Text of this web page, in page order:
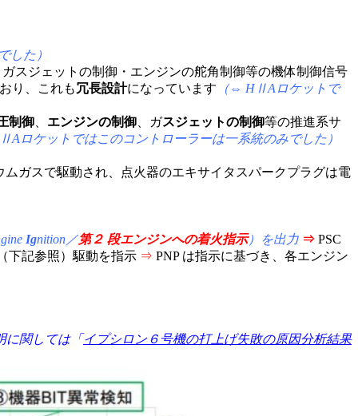
した）
スジェットの制御・エンジンの舵角制御等の機体制御信号
り、これも冗長設計になっています （⇔ HⅡAロケットで
制御 エンジンの制御 、ガスジェットの制御等の推進系サ
ロケットではこのコントローラーは一系統のみでした）
ムガスで駆動され、点火器のエキサイタスパークプラグは電
Ignition／第２ 段エンジンへの着火指示）を出力 ⇒ PSC
下記参照）駆動を指示 ⇒ PNP は指示に基づき、各エンジン
に関しては「 イプシロン６号機の打上げ失敗の原因分析結果